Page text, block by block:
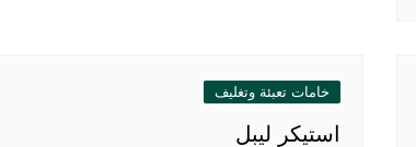
خامات تعبئة وتغليف
استيكر ليبل